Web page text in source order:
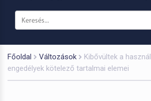
Főoldal Változások
Kibővültek a
engedélyek kötelező tartalmai elemei